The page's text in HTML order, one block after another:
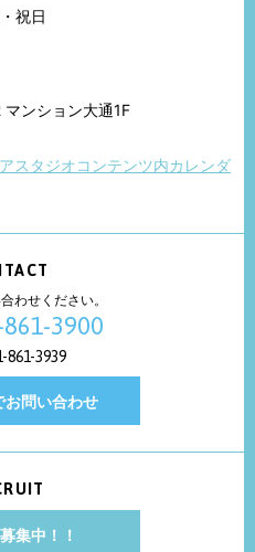
祝日
ンション大通1F
スタジオコンテンツ内カレンダ
わせください。
861-3900
861-3939
お問い合わせ
集中！！